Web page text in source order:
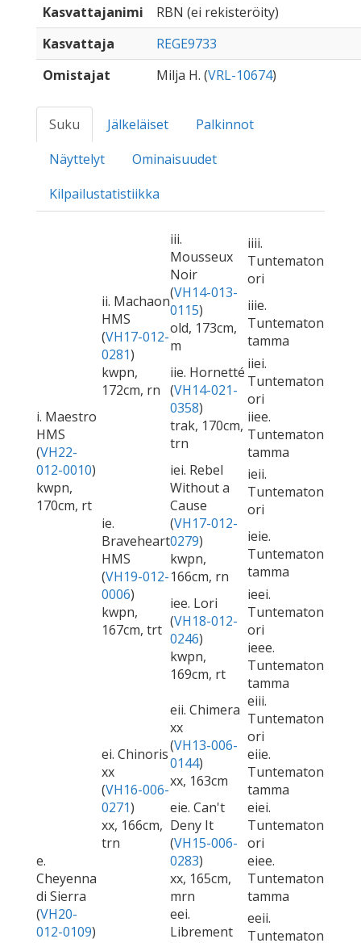
Kasvattajanimi
RBN (ei rekisteröity)
Kasvattaja
REGE9733
Omistajat
Milja H. (VRL-10674)
Suku Jälkeläiset
Palkinnot
Näyttelyt
Ominaisuudet
Kilpailustatistiikka
i. Maestro
HMS
(VH22-
012-0010)
kwpn,
170cm, rt
ii. Machaon
HMS
(VH17-012-
0281)
kwpn,
172cm, rn
iii.
Mousseux
Noir
(VH14-013-
0115)
old, 173cm,
m
iiii.
Tuntematon
ori
iiie.
Tuntematon
tamma
iie. Hornetté
(VH14-021-
0358)
trak, 170cm,
trn
iiei.
Tuntematon
ori
iiee.
Tuntematon
tamma
ie.
Braveheart
HMS
(VH19-012-
0006)
kwpn,
167cm, trt
iei. Rebel
Without a
Cause
(VH17-012-
0279)
kwpn,
166cm, rn
ieii.
Tuntematon
ori
ieie.
Tuntematon
tamma
iee. Lori
(VH18-012-
0246)
kwpn,
169cm, rt
ieei.
Tuntematon
ori
ieee.
Tuntematon
tamma
e.
Cheyenna
di Sierra
(VH20-
012-0109)
ei. Chinoris
xx
(VH16-006-
0271)
xx, 166cm,
trn
eii. Chimera
xx
(VH13-006-
0144)
xx, 163cm
eiii.
Tuntematon
ori
eiie.
Tuntematon
tamma
eie. Can't
Deny It
(VH15-006-
0283)
xx, 165cm,
mrn
eiei.
Tuntematon
ori
eiee.
Tuntematon
tamma
eei.
Librement
eeii.
Tuntematon